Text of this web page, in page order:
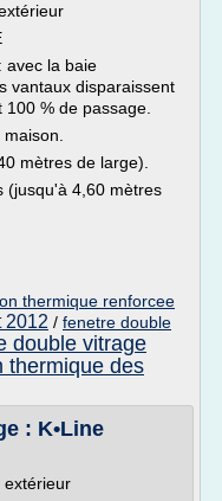
avec la baie
vantaux disparaissent
% de passage.
mètres de large).
(jusqu'à 4,60 mètres
thermique renforcee
2012 / fenetre double
double vitrage
thermique des
: K•Line
extérieur